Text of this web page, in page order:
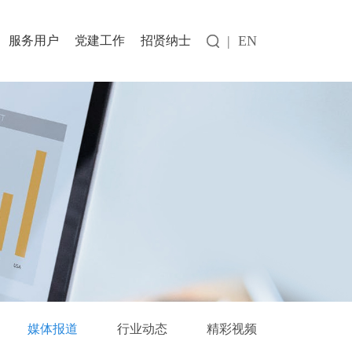
服务用户 党建工作 招贤纳士 | EN
媒体报道 行业动态 精彩视频